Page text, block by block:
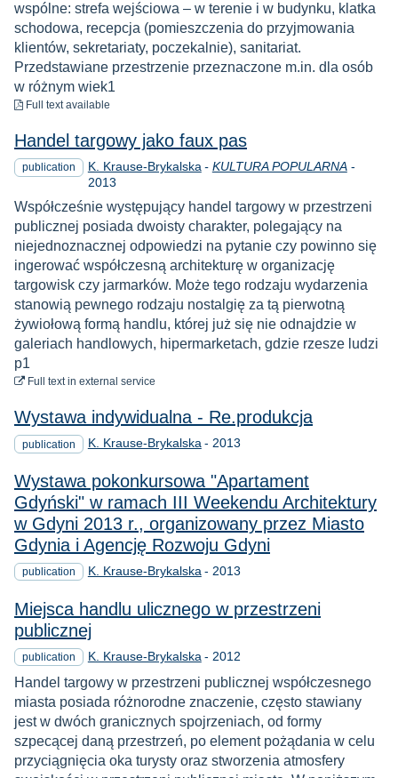
wspólne: strefa wejściowa – w terenie i w budynku, klatka
schodowa, recepcja (pomieszczenia do przyjmowania
klientów, sekretariaty, poczekalnie), sanitariat.
Przedstawiane przestrzenie przeznaczone m.in. dla osób
w różnym wiek1
Full text available
Handel targowy jako faux pas
publication K. Krause-Brykalska - KULTURA POPULARNA-Year
2013
Współcześnie występujący handel targowy w przestrzeni
publicznej posiada dwoisty charakter, polegający na
niejednoznacznej odpowiedzi na pytanie czy powinno się
ingerować współczesną architekturę w organizację
targowisk czy jarmarków. Może tego rodzaju wydarzenia
stanowią pewnego rodzaju nostalgię za tą pierwotną
żywiołową formą handlu, której już się nie odnajdzie w
galeriach handlowych, hipermarketach, gdzie rzesze ludzi
p1
Full textto download
in external service
Wystawa indywidualna - Re.produkcja
publication K. Krause-Brykalska - Year
2013
Wystawa pokonkursowa "Apartament
Gdyński" w ramach III Weekendu Architektury
w Gdyni 2013 r., organizowany przez Miasto
Gdynia i Agencję Rozwoju Gdyni
publication K. Krause-Brykalska - Year
2013
Miejsca handlu ulicznego w przestrzeni
publicznej
publication K. Krause-Brykalska - Year
2012
Handel targowy w przestrzeni publicznej współczesnego
miasta posiada różnorodne znaczenie, często stawiany
jest w dwóch granicznych spojrzeniach, od formy
szpecącej daną przestrzeń, po element pożądania w celu
przyciągnięcia oka turysty oraz stworzenia atmosfery